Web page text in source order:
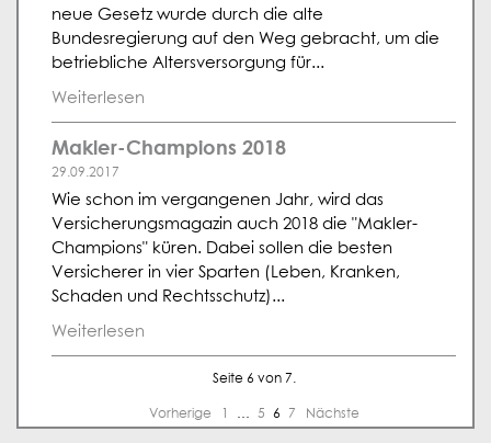
neue Gesetz wurde durch die alte
Bundesregierung auf den Weg gebracht, um die
betriebliche Altersversorgung für...
Weiterlesen
Makler-Champions 2018
29.09.2017
Wie schon im vergangenen Jahr, wird das
Versicherungsmagazin auch 2018 die "Makler-
Champions" küren. Dabei sollen die besten
Versicherer in vier Sparten (Leben, Kranken,
Schaden und Rechtsschutz)...
Weiterlesen
Seite 6 von 7.
Vorherige … 5 6 7 Nächste